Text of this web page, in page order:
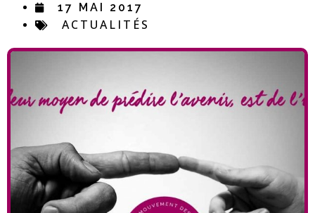
17 MAI 2017
ACTUALITÉS